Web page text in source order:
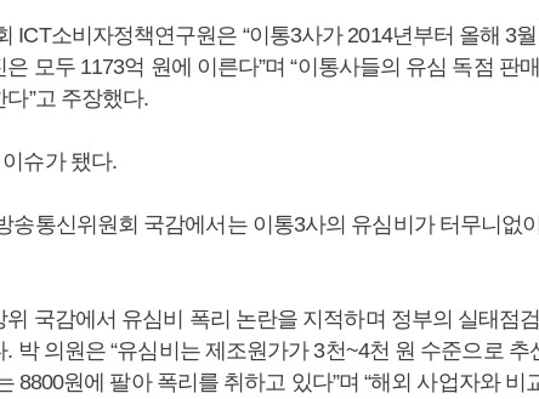
ICT소비자정책연구원은 “이통3사가 2014년부터 올해 3월
모두 1173억 원에 이른다”며 “이통사들의 유심 독점 판
”고 주장했다.
슈가 됐다.
송통신위원회 국감에서는 이통3사의 유심비가 터무니없
국감에서 유심비 폭리 논란을 지적하며 정부의 실태점
박 의원은 “유심비는 제조원가가 3천~4천 원 수준으로 추
8800원에 팔아 폭리를 취하고 있다”며 “해외 사업자와 비